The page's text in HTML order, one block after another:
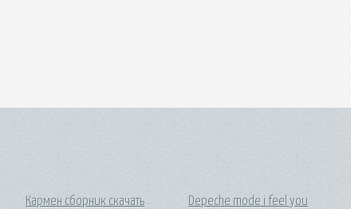
Кармен сборник скачать
Depeche mode i feel you